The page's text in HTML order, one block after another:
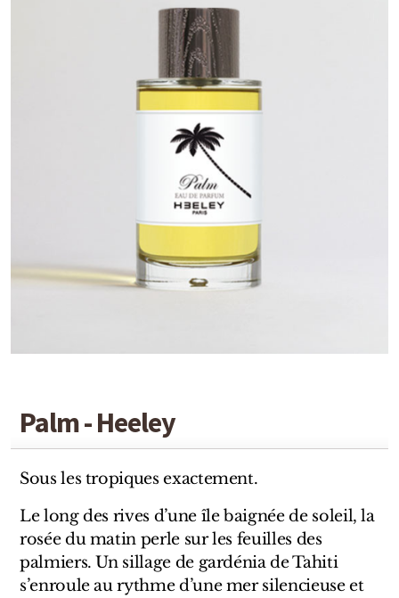
Palm - Heeley
Sous les tropiques exactement.
Le long des rives d’une île baignée de soleil, la
rosée du matin perle sur les feuilles des
palmiers. Un sillage de gardénia de Tahiti
s’enroule au rythme d’une mer silencieuse et
Isabelle Burdel
The Different Company
Robert Piguet
Sensatio
Trudon